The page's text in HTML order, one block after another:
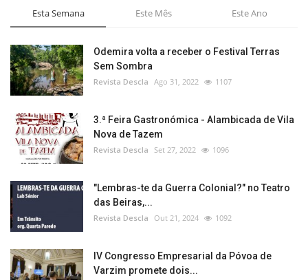
Esta Semana Este Mês Este Ano
Odemira volta a receber o Festival Terras
Sem Sombra
Revista Descla Ago 31, 2022 1107
3.ª Feira Gastronómica - Alambicada de Vila
Nova de Tazem
Revista Descla Set 27, 2022 1096
"Lembras-te da Guerra Colonial?" no Teatro
das Beiras,...
Revista Descla Out 21, 2024 1092
IV Congresso Empresarial da Póvoa de
Varzim promete dois...